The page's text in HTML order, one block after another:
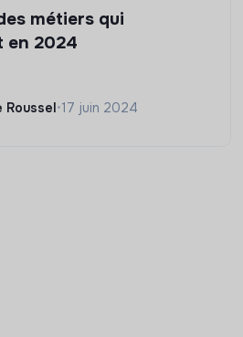
métiers qui
en 2024
Roussel•17 juin 2024